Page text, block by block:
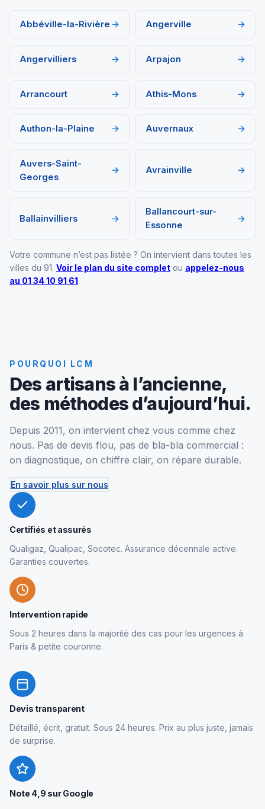
Abbéville-la-Rivière → Angerville →
Angervilliers → Arpajon →
Arrancourt → Athis-Mons →
Authon-la-Plaine → Auvernaux →
Auvers-Saint-
Georges
→ Avrainville →
Ballainvilliers →
Ballancourt-sur-
Essonne
→
Votre commune n’est pas listée ? On intervient dans toutes les
villes du 91. Voir le plan du site complet ou appelez-nous
au 01 34 10 91 61.
POURQUOI LCM
Des artisans à l’ancienne,
des méthodes d’aujourd’hui.
Depuis 2011, on intervient chez vous comme chez
nous. Pas de devis flou, pas de bla-bla commercial :
on diagnostique, on chiffre clair, on répare durable.
En savoir plus sur nous
Certifiés et assurés
Qualigaz, Qualipac, Socotec. Assurance décennale active.
Garanties couvertes.
Intervention rapide
Sous 2 heures dans la majorité des cas pour les urgences à
Paris & petite couronne.
Devis transparent
Détaillé, écrit, gratuit. Sous 24 heures. Prix au plus juste, jamais
de surprise.
Note 4,9 sur Google